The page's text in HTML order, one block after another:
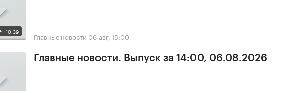
10:39 Главные новости 06 авг, 15:00
Главные новости. Выпуск за 14:00, 06.08.2026